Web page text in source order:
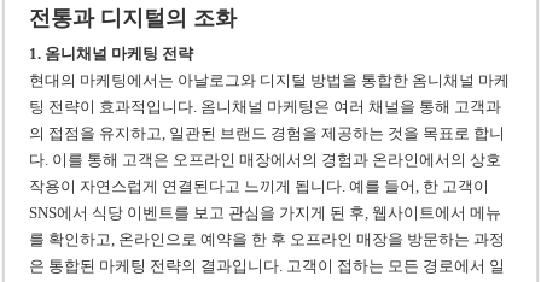
전통과 디지털의 조화
1. 옴니채널 마케팅 전략
현대의 마케팅에서는 아날로그와 디지털 방법을 통합한 옴니채널 마케
팅 전략이 효과적입니다. 옴니채널 마케팅은 여러 채널을 통해 고객과
의 접점을 유지하고, 일관된 브랜드 경험을 제공하는 것을 목표로 합니
다. 이를 통해 고객은 오프라인 매장에서의 경험과 온라인에서의 상호
작용이 자연스럽게 연결된다고 느끼게 됩니다. 예를 들어, 한 고객이
SNS에서 식당 이벤트를 보고 관심을 가지게 된 후, 웹사이트에서 메뉴
를 확인하고, 온라인으로 예약을 한 후 오프라인 매장을 방문하는 과정
은 통합된 마케팅 전략의 결과입니다. 고객이 접하는 모든 경로에서 일